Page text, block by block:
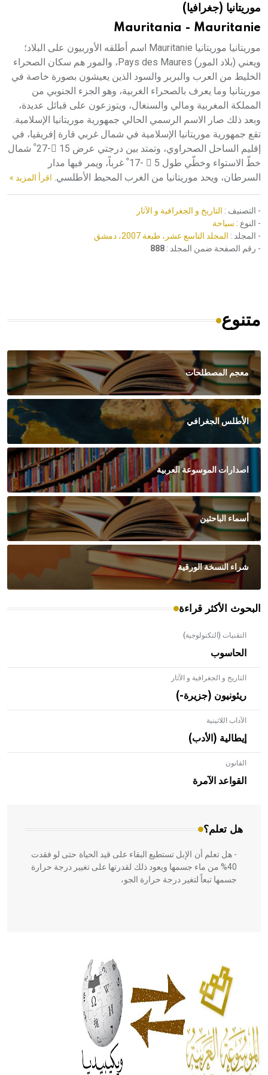
هيئة الموسوعة العربية تطلق موسوعات جديدة في عام 2026موريتانيا (جغرافيا)
Mauritania - Mauritanie
موريتانيا موريتانيا Mauritanie اسم أطلقه الأوربيون على البلاد؛
ويعني (بلاد المور) Pays des Maures، والمور هم سكان الصحراء
الخليط من العرب والبربر والسود الذين يعيشون بصورة خاصة في
موريتانيا وما يعرف بالصحراء الغربية، وهو الجزء الجنوبي من
المملكة المغربية ومالي والسنغال، ويتوزعون على قبائل عديدة،
وبعد ذلك صار الاسم الرسمي الحالي جمهورية موريتانيا الإسلامية.
تقع جمهورية موريتانيا الإسلامية في شمال غربي قارة إفريقيا، في
إقليم الساحل الصحراوي، وتمتد بين درجتي عرض 15 ْ-27 ْ شمال
خطّ الاستواء وخطّي طول 5 ْ -17 ْ غرباً، ويمر فيها مدار
السرطان، ويحد موريتانيا من الغرب المحيط الأطلسي. اقرأ المزيد »
- التصنيف : التاريخ و الجغرافية و الآثار
- النوع : سياحة
- المجلد : المجلد التاسع عشر، طبعة 2007، دمشق
- رقم الصفحة ضمن المجلد : 888
متنوع
معجم المصطلحات
الأطلس الجغرافي
اصدارات الموسوعة العربية
أسماء الباحثين
شراء النسخة الورقية
البحوث الأكثر قراءة
التقنيات (التكنولوجية)
الحاسوب
التاريخ و الجغرافية و الآثار
ريئونيون (جزيرة-)
الآداب اللاتينية
إيطالية (الأدب)
القانون
القواعد الآمرة
هل تعلم؟
- هل تعلم أن الأبلق نوع من الفنون الهندسية التي ارتبطت
بالعمارة الإسلامية في بلاد الشام ومصر خاصة، حيث يحرص
المعمار على بناء مداميكه وخاصة في الواجهات
- هل تعلم أن الإبل تستطيع البقاء على قيد الحياة حتى لو فقدت
40% من ماء جسمها ويعود ذلك لقدرتها على تغيير درجة حرارة
جسمها تبعاً لتغير درجة حرارة الجو،
الحكم، الأدلة، تنظيم التغذية، ورسالته في جروح الرأس. ويعود
له الفضل بأنه حرر الطب من الدين والفلسفة.
- هل تعلم أن المرجان إفراز حيواني يتكون في البحر ويتركب
من مادة كربونات الكلسيوم، وهو أحمر أو شديد الحمرة وهو
أجود أنواعه، ويمتاز بكبر الحجم ويسمى الش